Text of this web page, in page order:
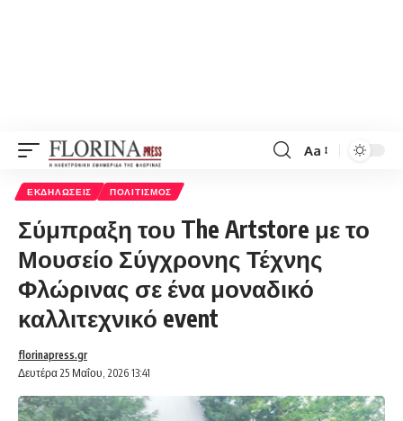
Font
Aa
ΕΚΔΗΛΏΣΕΙΣ ΠΟΛΙΤΙΣΜΌΣ
Σύμπραξη του The Artstore με το
Μουσείο Σύγχρονης Τέχνης
Φλώρινας σε ένα μοναδικό
καλλιτεχνικό event
Δευτέρα 25 Μαΐου, 2026 13:41
florinapress.gr